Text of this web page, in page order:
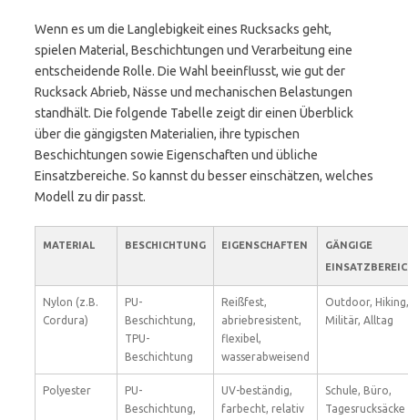
Wenn es um die Langlebigkeit eines Rucksacks geht,
spielen Material, Beschichtungen und Verarbeitung eine
entscheidende Rolle. Die Wahl beeinflusst, wie gut der
Rucksack Abrieb, Nässe und mechanischen Belastungen
standhält. Die folgende Tabelle zeigt dir einen Überblick
über die gängigsten Materialien, ihre typischen
Beschichtungen sowie Eigenschaften und übliche
Einsatzbereiche. So kannst du besser einschätzen, welches
Modell zu dir passt.
MATERIAL BESCHICHTUNG EIGENSCHAFTEN
GÄNGIGE
Nylon (z.B.
Cordura)
PU-
Beschichtung,
TPU-
Beschichtung
Reißfest,
abriebresistent,
flexibel,
wasserabweisend
Outdoor, Hiking,
Militär, Alltag
Polyester
PU-
Beschichtung,
UV-beständig,
farbecht, relativ
Schule, Büro,
Tagesrucksäcke